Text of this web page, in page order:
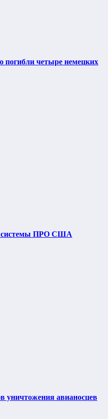
погибли четыре немецких
системы ПРО США
уничтожения авианосцев